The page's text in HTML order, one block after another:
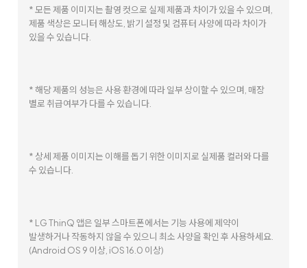
* 모든 제품 이미지는 촬영 컷으로 실제 제품과 차이가 있을 수 있으며,
제품 색상은 모니터 해상도, 밝기 설정 및 컴퓨터 사양에 따라 차이가
있을 수 있습니다.
* 해당 제품의 성능은 사용 환경에 따라 일부 상이할 수 있으며, 매장
별로 취급여부가 다를 수 있습니다.
* 상세 제품 이미지는 이해를 돕기 위한 이미지로 실제품 컬러와 다를
수 있습니다.
* LG ThinQ 앱은 일부 스마트폰에서는 기능 사용에 제약이
발생하거나 작동하지 않을 수 있으니 최소 사양을 확인 후 사용하세요.
(Android OS 9 이상, iOS 16.0 이상)